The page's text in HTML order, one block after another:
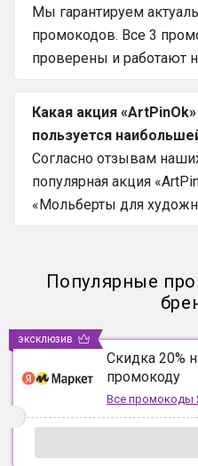
Мы гарантируем
промокодов. Все 3
проверены и работают
Какая акция
пользуется
Согласно отзывам
популярная акция
«Мольберты для
Популярные
Скидка 20%
промокоду
Все промокоды
эксклюзив